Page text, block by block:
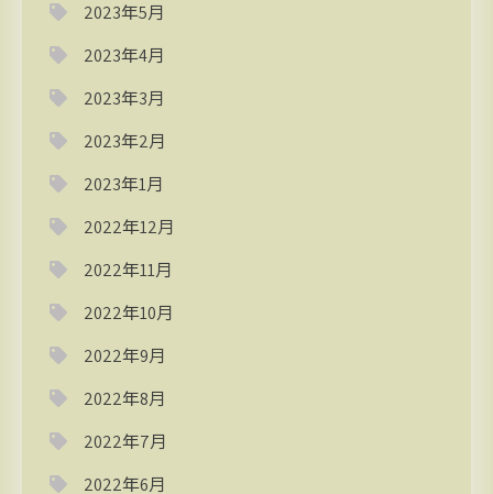
2023年5月
2023年4月
2023年3月
2023年2月
2023年1月
2022年12月
2022年11月
2022年10月
2022年9月
2022年8月
2022年7月
2022年6月